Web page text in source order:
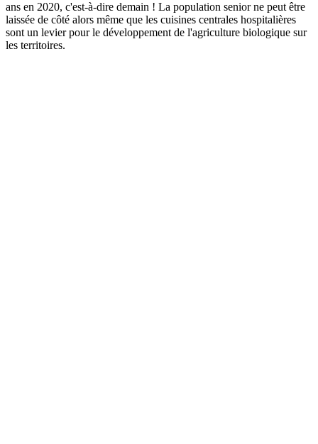
ans en 2020, c'est-à-dire demain ! La population senior ne peut être
laissée de côté alors même que les cuisines centrales hospitalières
sont un levier pour le développement de l'agriculture biologique sur
les territoires.